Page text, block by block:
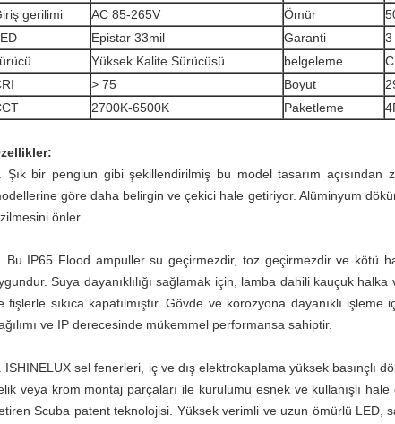
gerilimi AC 85-265V Ömür
Epistar 33mil Garanti
3
Yüksek Kalite Sürücüsü belgeleme
> 75 Boyut
2700K-6500K Paketleme
Şık bir pengiun gibi şekillendirilmiş bu model tasarım açısından
göre daha belirgin ve çekici hale getiriyor. Alüminyum
önler.
Bu IP65 Flood ampuller su geçirmezdir, toz geçirmezdir ve kötü
Suya dayanıklılığı sağlamak için, lamba dahili kauçuk
fişlerle sıkıca kapatılmıştır. Gövde ve korozyona dayanıklı işleme
ve IP derecesinde mükemmel performansa sahiptir.
ISHINELUX sel fenerleri, iç ve dış elektrokaplama yüksek basınçlı
veya krom montaj parçaları ile kurulumu esnek ve kullanışlı
Scuba patent teknolojisi. Yüksek verimli ve uzun ömürlü LED,